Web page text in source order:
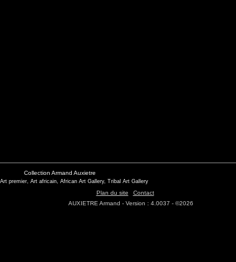
Collection Armand Auxietre
premier, Art africain, African Art Gallery, Tribal Art Gallery
Plan du site
Contact
AUXIETRE Armand - Version : 4.0037 - ©2026